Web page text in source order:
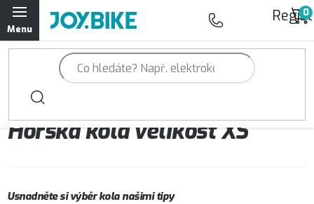
Přejít
na
obsah
Trailová kola Qayron
Horská kola Qayron
Dámská horská kola Qayron
Horská kola velikost XS
Usnadněte si výběr kola našimi tipy